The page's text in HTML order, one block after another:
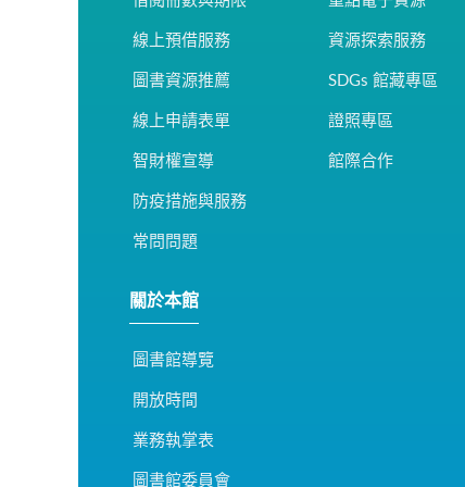
線上預借服務
圖書資源推薦
線上申請表單
智財權宣導
防疫措施與服務
常問問題
資源探索服務
SDGs 館藏專區
證照專區
館際合作
關於本館
圖書館導覽
開放時間
業務執掌表
圖書館委員會